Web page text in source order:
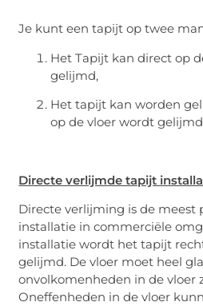
Je kunt een tapijt op twee
Het Tapijt kan direct op
gelijmd,
Het tapijt kan worden
op de vloer wordt
Directe verlijmde tapijt
Directe verlijming is de meest
installatie in commerciële
installatie wordt het tapijt
gelijmd. De vloer moet heel
onvolkomenheden in de vloer
Oneffenheden in de vloer